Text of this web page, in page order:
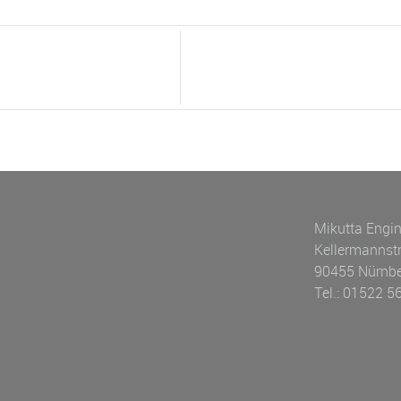
Mikutta
90455
Tel.: 01522